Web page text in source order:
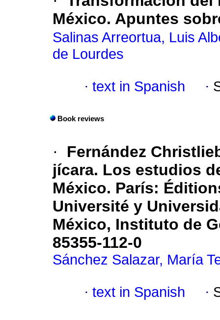
México. Apuntes
Salinas Arreortua, Luis
de Lourdes
· text in Spanish ·
Book reviews
·
Fernández
jícara. Los estudios
México. París:
Université y
México, Instituto de
85355-112-0
Sánchez Salazar, María
· text in Spanish ·